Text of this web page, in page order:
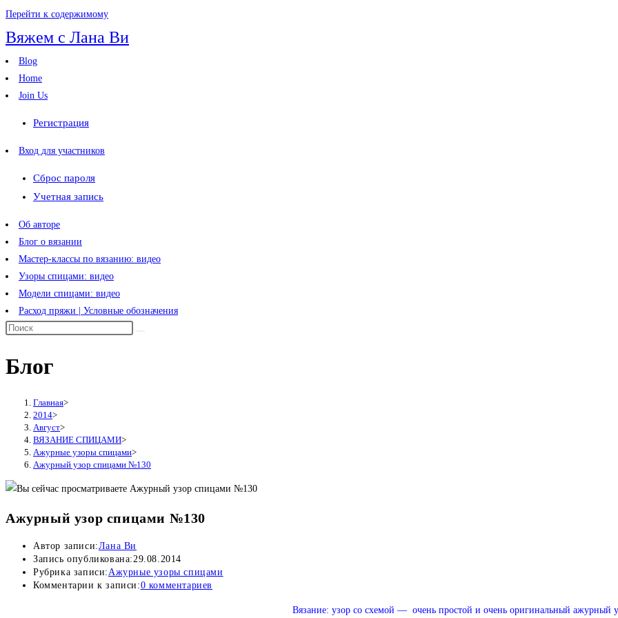
Перейти к содержимому
Вяжем с Лана Ви
Blog
Home
Join Us
Регистрация
Вход для участников
Сброс пароля
Учетная запись
Об авторе
Блог о вязании
Мастер-классы по вязанию: видео
Узоры спицами: видео
Модели спицами: видео
Расход пряжи | Условные обозначения
Блог
Главная>
2014>
Август>
ВЯЗАНИЕ СПИЦАМИ>
Ажурные узоры спицами>
Ажурный узор спицами №130
Ажурный узор спицами №130
Автор записи:Лана Ви
Запись опубликована:29.08.2014
Рубрика записи:Ажурные узоры спицами
Комментарии к записи:0 комментариев
Вязание: узор со схемой — очень простой и очень оригинальный ажурный